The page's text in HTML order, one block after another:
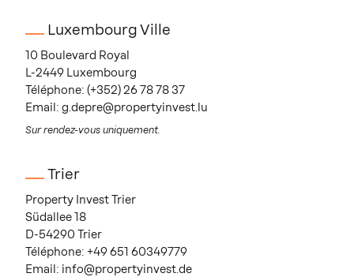
Luxembourg Ville
10 Boulevard Royal
L-2449 Luxembourg
Téléphone: (+352) 26 78 78 37
Email: g.depre@propertyinvest.lu
Sur rendez-vous uniquement.
Trier
Property Invest Trier
Südallee 18
D-54290 Trier
Téléphone: +49 651 60349779
Email: info@propertyinvest.de